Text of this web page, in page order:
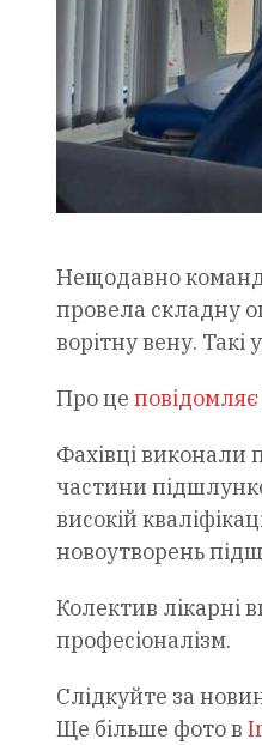
Нещодавно команда
провела складну
ворітну вену.
Про це повідомляє
Фахівці виконали
частини
високій
новоутворень
Колектив лікарні
професіоналізм.
Слідкуйте за
Ще більше фото в